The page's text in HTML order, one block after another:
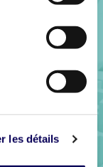
les détails
?